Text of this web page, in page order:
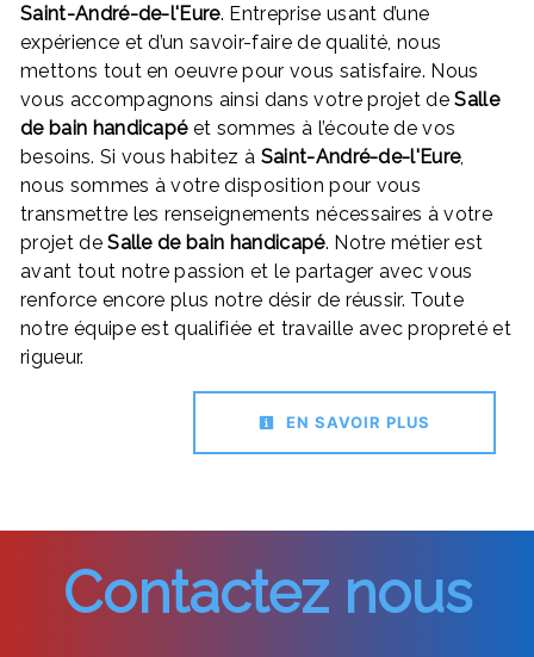
Saint-André-de-l'Eure. Entreprise usant d’une
expérience et d’un savoir-faire de qualité, nous
mettons tout en oeuvre pour vous satisfaire. Nous
vous accompagnons ainsi dans votre projet deSalle
de bain handicapéet sommes à l’écoute de vos
besoins. Si vous habitez à Saint-André-de-l'Eure,
nous sommes à votre disposition pour vous
transmettre les renseignements nécessaires à votre
projet deSalle de bain handicapé. Notre métier est
avant tout notre passion et le partager avec vous
renforce encore plus notre désir de réussir. Toute
notre équipe est qualifiée et travaille avec propreté et
rigueur.
EN SAVOIR PLUS
Contactez nous